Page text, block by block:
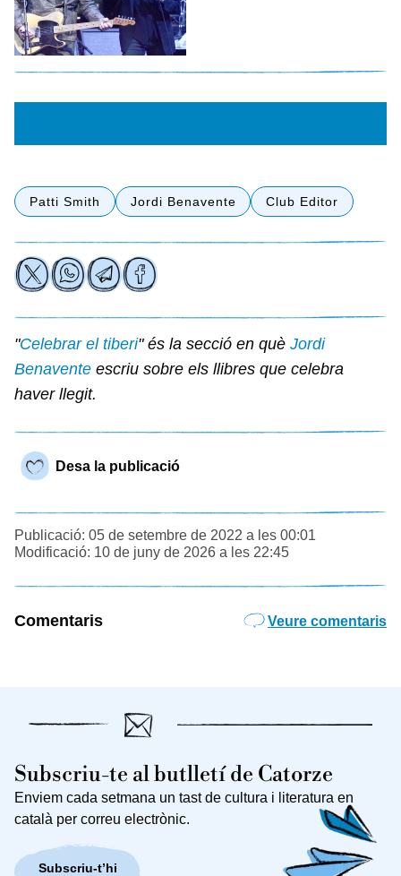
Patti Smith Jordi Benavente Club Editor
"Celebrar el tiberi" és la secció en què Jordi
Benavente escriu sobre els llibres que celebra
haver llegit.
Desa la publicació
Publicació: 05 de setembre de 2022 a les 00:01
Modificació: 10 de juny de 2026 a les 22:45
Comentaris Veure comentaris
Subscriu-te al butlletí de Catorze
Enviem cada setmana un tast de cultura i literatura en
català per correu electrònic.
Subscriu-t’hi